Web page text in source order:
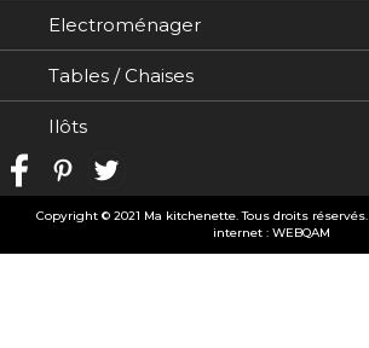
Electroménager
Tables / Chaises
Ilôts
Copyright © 2021 Ma kitchenette. Tous droits réservés.
internet: WEBQAM